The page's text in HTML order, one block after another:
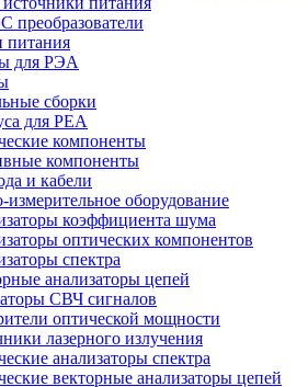
преобразователи
питания
для РЭА
сборки
для РЕА
компоненты
компоненты
и кабели
измерительное оборудование
коэффициента шума
оптических компонентов
спектра
анализаторы цепей
СВЧ сигналов
оптической мощности
лазерного излучения
анализаторы спектра
векторные анализаторы цепей